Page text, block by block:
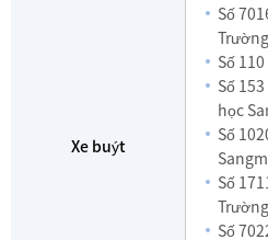
Xe buýt
Số
Số
Số
học
Số
Số
Số